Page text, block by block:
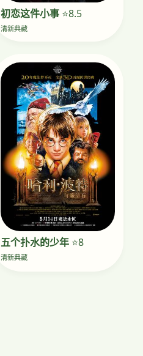
初恋这件小事⭐8.5
清新典藏
五个扑水的少年⭐8
清新典藏